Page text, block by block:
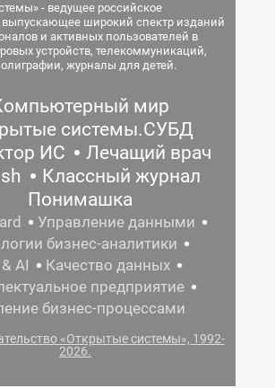
- ведущее российское
выпускающее широкий спектр изданий
и активных пользователей в
устройств, телекоммуникаций,
журналы для детей.
мир
системы.СУБД
ИС
Лечащий врач
Классный журнал
Понимашка
Управление данными
бизнес-аналитики
AI
Качество данных
предприятие
бизнес-процессами
«Открытые системы», 1992-
2026.